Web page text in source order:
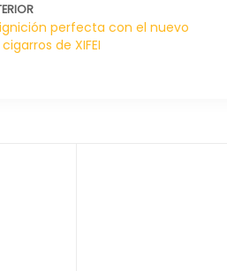
perfecta con el nuevo
de XIFEI